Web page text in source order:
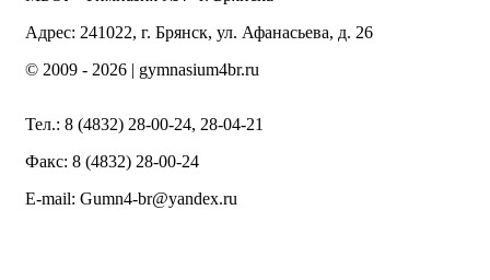
Адрес: 241022, г. Брянск, ул. Афанасьева, д. 26
© 2009 - 2026 | gymnasium4br.ru
Тел.: 8 (4832) 28-00-24, 28-04-21
Факс: 8 (4832) 28-00-24
E-mail: Gumn4-br@yandex.ru